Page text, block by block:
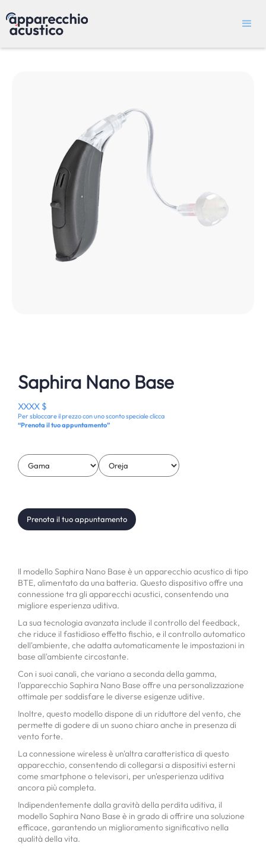
Saphira Nano Base
XXXX $
Per sbloccare il prezzo con uno sconto speciale clicca
“Prenota il tuo appuntamento”
Prenota il tuo appuntamento
Il modello Saphira Nano Base è un apparecchio acustico di tipo
BTE, alimentato da una batteria. Questo dispositivo offre una
connessione tra gli apparecchi acustici, consentendo una
migliore esperienza uditiva.
La sua tecnologia avanzata include il controllo del feedback,
che riduce il fastidioso effetto fischio, e il controllo automatico
dell'ambiente, che adatta automaticamente le impostazioni in
base all'ambiente circostante.
Con i suoi canali, che variano a seconda della gamma,
l'apparecchio Saphira Nano Base offre una personalizzazione
ottimale per soddisfare le diverse esigenze uditive.
Inoltre, questo modello dispone di un riduttore del vento, che
permette di godere di un suono chiaro anche in presenza di
vento forte.
La connessione wireless è un'altra caratteristica di questo
apparecchio, consentendo di collegarsi a dispositivi esterni
come smartphone o televisori, per un'esperienza uditiva
ancora più completa.
Indipendentemente dalla gravità della perdita uditiva, il
modello Saphira Nano Base è in grado di offrire una soluzione
efficace, garantendo un miglioramento significativo nella
qualità della vita.